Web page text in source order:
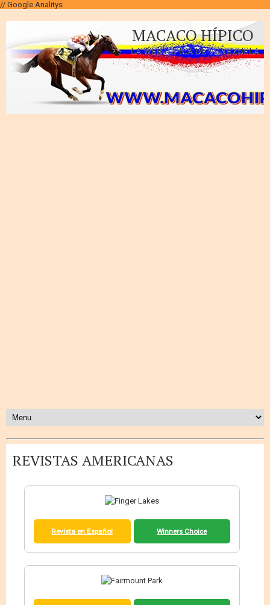
// Google Analitys
MACACO HÍPICO
LA WEB HÍPICA DE VENEZUELA
REVISTAS AMERICANAS
Revista en Español Winners Choice